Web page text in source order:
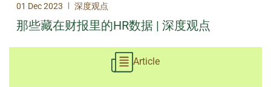
01 Dec 2023 | 深度观点
那些藏在财报里的HR数据 | 深度观点
Article